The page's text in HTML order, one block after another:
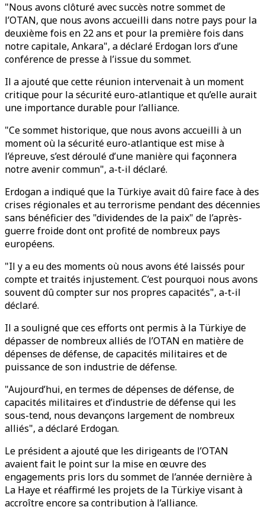
"Nous avons clôturé avec succès notre sommet de
l’OTAN, que nous avons accueilli dans notre pays pour la
deuxième fois en 22 ans et pour la première fois dans
notre capitale, Ankara", a déclaré Erdogan lors d’une
conférence de presse à l’issue du sommet.
Il a ajouté que cette réunion intervenait à un moment
critique pour la sécurité euro-atlantique et qu’elle aurait
une importance durable pour l’alliance.
"Ce sommet historique, que nous avons accueilli à un
moment où la sécurité euro-atlantique est mise à
l’épreuve, s’est déroulé d’une manière qui façonnera
notre avenir commun", a-t-il déclaré.
Erdogan a indiqué que la Türkiye avait dû faire face à des
crises régionales et au terrorisme pendant des décennies
sans bénéficier des "dividendes de la paix" de l’après-
guerre froide dont ont profité de nombreux pays
européens.
"Il y a eu des moments où nous avons été laissés pour
compte et traités injustement. C’est pourquoi nous avons
souvent dû compter sur nos propres capacités", a-t-il
déclaré.
Il a souligné que ces efforts ont permis à la Türkiye de
dépasser de nombreux alliés de l’OTAN en matière de
dépenses de défense, de capacités militaires et de
puissance de son industrie de défense.
"Aujourd’hui, en termes de dépenses de défense, de
capacités militaires et d’industrie de défense qui les
sous-tend, nous devançons largement de nombreux
alliés", a déclaré Erdogan.
Le président a ajouté que les dirigeants de l’OTAN
avaient fait le point sur la mise en œuvre des
engagements pris lors du sommet de l’année dernière à
La Haye et réaffirmé les projets de la Türkiye visant à
accroître encore sa contribution à l’alliance.